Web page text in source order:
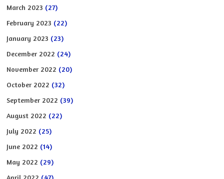
March 2023 (27)
February 2023 (22)
January 2023 (23)
December 2022 (24)
November 2022 (20)
October 2022 (32)
September 2022 (39)
August 2022 (22)
July 2022 (25)
June 2022 (14)
May 2022 (29)
April 2022 (47)